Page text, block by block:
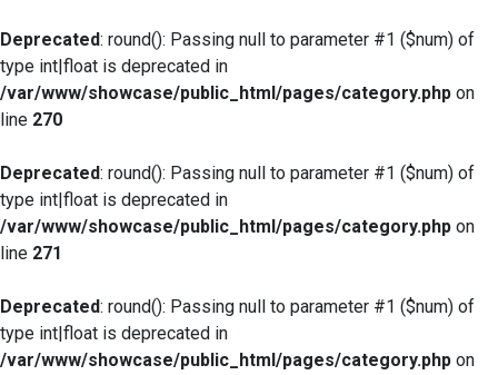
Deprecated: round(): Passing null to parameter #1 ($num) of
type int|float is deprecated in
/var/www/showcase/public_html/pages/category.php on
line 270
Deprecated: round(): Passing null to parameter #1 ($num) of
type int|float is deprecated in
/var/www/showcase/public_html/pages/category.php on
line 271
Deprecated: round(): Passing null to parameter #1 ($num) of
type int|float is deprecated in
/var/www/showcase/public_html/pages/category.php on